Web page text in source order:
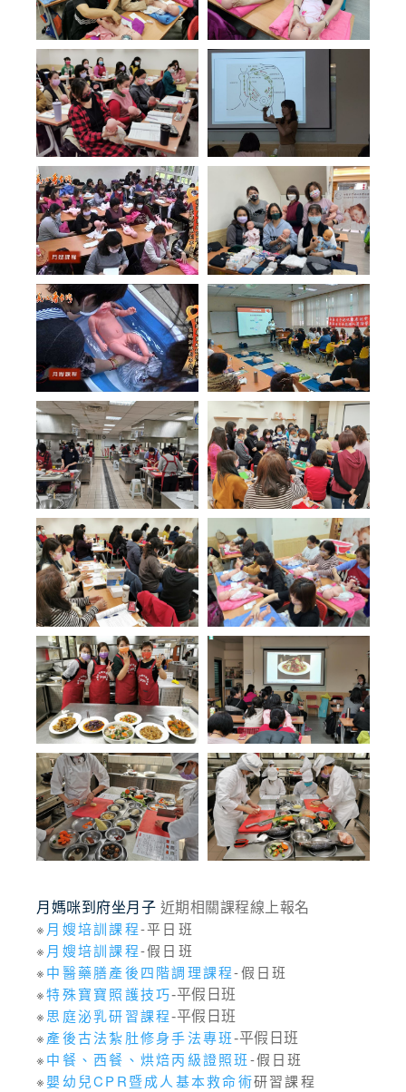
月媽咪到府坐月子 近期相關課程線上報名
※月嫂培訓課程-平日班
※月嫂培訓課程-假日班
※中醫藥膳產後四階調理課程-假日班
※特殊寶寶照護技巧-平假日班
※思庭泌乳研習課程-平假日班
※產後古法紮肚修身手法專班-平假日班
※中餐、西餐、烘焙丙級證照班-假日班
※嬰幼兒CPR暨成人基本救命術研習課程